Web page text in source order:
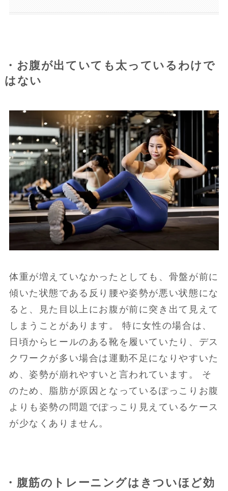
・お腹が出ていても太っているわけで
はない
体重が増えていなかったとしても、骨盤が前に
傾いた状態である反り腰や姿勢が悪い状態にな
ると、見た目以上にお腹が前に突き出て見えて
しまうことがあります。 特に女性の場合は、
日頃からヒールのある靴を履いていたり、デス
クワークが多い場合は運動不足になりやすいた
め、姿勢が崩れやすいと言われています。 そ
のため、脂肪が原因となっているぽっこりお腹
よりも姿勢の問題でぽっこり見えているケース
が少なくありません。
・腹筋のトレーニングはきついほど効